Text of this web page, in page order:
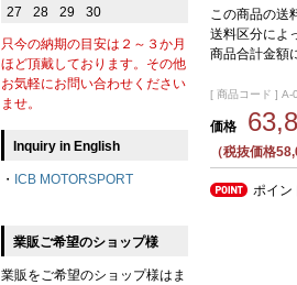
この商品の送
送料区分によ
商品合計金額
[ 商品コード ] A-
価格
（税抜価格
ポイン
27
28 29 30
只今の納期の目安は２～３か月
ほど頂戴しております。その他
お気軽にお問い合わせください
ませ。
Inquiry in English
・ ICB MOTORSPORT
業販ご希望のショップ様
業販をご希望のショップ様はま